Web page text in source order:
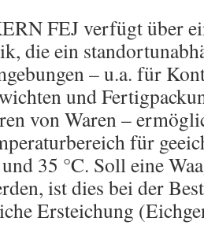
FEJ verfügt über
die ein
– u.a. für
und
von Waren –
für
35 °C. Soll eine
ist dies bei der
Ersteichung